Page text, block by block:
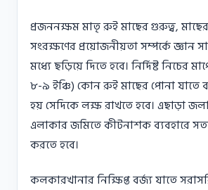
প্রজননক্ষম মাতৃ রুই মাছের গুরুত্ব,
সংরক্ষণের প্রয়োজনীয়তা সম্পর্কে জ্ঞান
মধ্যে ছড়িয়ে দিতে হবে। নির্দিষ্ট নিচের
৮-৯ ইঞ্চি) কোন রুই মাছের পোনা যাতে
হয় সেদিকে লক্ষ রাখতে হবে। এছাড়া
এলাকার জমিতে কীটনাশক ব্যবহারে
করতে হবে।
কলকারখানার নিক্ষিপ্ত বর্জ্য যাতে